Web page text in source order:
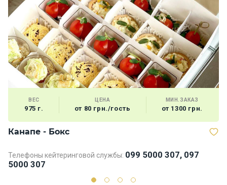
ВЕС
975 г.
ЦЕНА
от 80 грн./гость
МИН.ЗАКАЗ
от 1300 грн.
Канапе - Бокс
Телефоны кейтеринговой службы: 099 5000 307, 097
5000 307